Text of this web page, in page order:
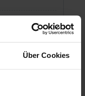
Über Cookies